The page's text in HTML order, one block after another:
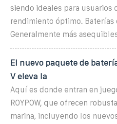
siendo ideales para usuarios
rendimiento óptimo. Baterías
Generalmente más
El nuevo paquete de
V eleva la
Aquí es donde entran en
ROYPOW, que ofrecen
marina, incluyendo los